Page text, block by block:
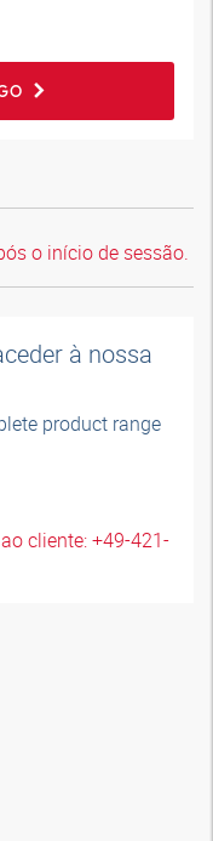
o início de sessão.
à nossa
product range
cliente: +49-421-